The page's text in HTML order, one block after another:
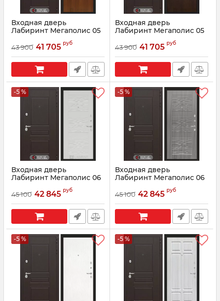
Входная дверь
Лабиринт Мегаполис 05
- Итальянский орех
Артикул: 0002513
43 900 41 705 руб
Входная дверь
Лабиринт Мегаполис 05
Артикул: 0002514
43 900 41 705 руб
-5 %
Входная дверь
Лабиринт Мегаполис 06
Артикул: 0002516
45 100 42 845 руб
-5 %
Входная дверь
Лабиринт Мегаполис 06
Артикул: 0002516
45 100 42 845 руб
-5 % -5 %